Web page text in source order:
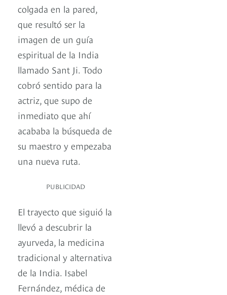
colgada en la pared,
que resultó ser la
imagen de un guía
espiritual de la India
llamado Sant Ji. Todo
cobró sentido para la
actriz, que supo de
inmediato que ahí
acababa la búsqueda de
su maestro y empezaba
una nueva ruta.
PUBLICIDAD
El trayecto que siguió la
llevó a descubrir la
ayurveda, la medicina
tradicional y alternativa
de la India. Isabel
Fernández, médica de